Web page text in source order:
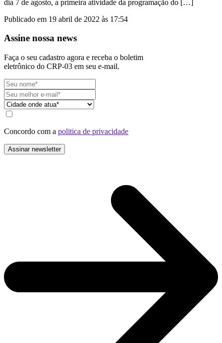
dia 7 de agosto, a primeira atividade da programação do […]
Publicado em 19 abril de 2022 às 17:54
Assine nossa news
Faça o seu cadastro agora e receba o boletim
eletrônico do CRP-03 em seu e-mail.
Concordo com a politica de privacidade